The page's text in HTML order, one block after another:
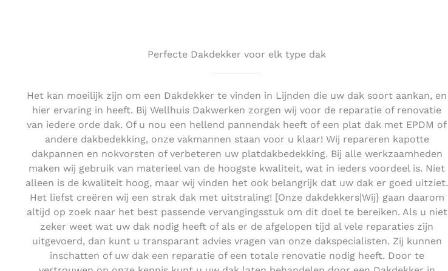
Perfecte Dakdekker voor elk type dak
Het kan moeilijk zijn om een Dakdekker te vinden in Lijnden die uw dak soort aankan, en
hier ervaring in heeft. Bij Wellhuis Dakwerken zorgen wij voor de reparatie of renovatie
van iedere orde dak. Of u nou een hellend pannendak heeft of een plat dak met EPDM of
andere dakbedekking, onze vakmannen staan voor u klaar! Wij repareren kapotte
dakpannen en nokvorsten of verbeteren uw platdakbedekking. Bij alle werkzaamheden
maken wij gebruik van materieel van de hoogste kwaliteit, wat in ieders voordeel is. Niet
alleen is de kwaliteit hoog, maar wij vinden het ook belangrijk dat uw dak er goed uitziet.
Het liefst creëren wij een strak dak met uitstraling! [Onze dakdekkers|Wij} gaan daarom
altijd op zoek naar het best passende vervangingsstuk om dit doel te bereiken. Als u niet
zeker weet wat uw dak nodig heeft of als er de afgelopen tijd al vele reparaties zijn
uitgevoerd, dan kunt u transparant advies vragen van onze dakspecialisten. Zij kunnen
inschatten of uw dak een reparatie of een totale renovatie nodig heeft. Door te